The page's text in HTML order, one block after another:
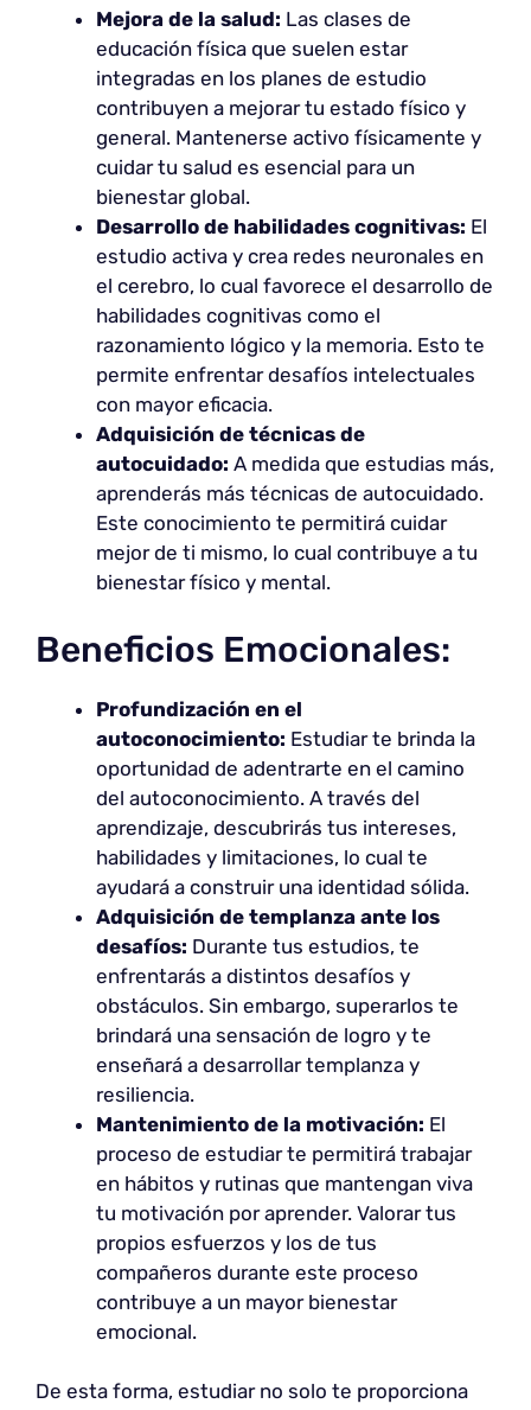
Mejora de la salud: Las clases de
educación física que suelen estar
integradas en los planes de estudio
contribuyen a mejorar tu estado físico y
general. Mantenerse activo físicamente y
cuidar tu salud es esencial para un
bienestar global.
Desarrollo de habilidades cognitivas: El
estudio activa y crea redes neuronales en
el cerebro, lo cual favorece el desarrollo de
habilidades cognitivas como el
razonamiento lógico y la memoria. Esto te
permite enfrentar desafíos intelectuales
con mayor eficacia.
Adquisición de técnicas de
autocuidado: A medida que estudias más,
aprenderás más técnicas de autocuidado.
Este conocimiento te permitirá cuidar
mejor de ti mismo, lo cual contribuye a tu
bienestar físico y mental.
Beneficios Emocionales:
Profundización en el
autoconocimiento: Estudiar te brinda la
oportunidad de adentrarte en el camino
del autoconocimiento. A través del
aprendizaje, descubrirás tus intereses,
habilidades y limitaciones, lo cual te
ayudará a construir una identidad sólida.
Adquisición de templanza ante los
desafíos: Durante tus estudios, te
enfrentarás a distintos desafíos y
obstáculos. Sin embargo, superarlos te
brindará una sensación de logro y te
enseñará a desarrollar templanza y
resiliencia.
Mantenimiento de la motivación: El
proceso de estudiar te permitirá trabajar
en hábitos y rutinas que mantengan viva
tu motivación por aprender. Valorar tus
propios esfuerzos y los de tus
compañeros durante este proceso
contribuye a un mayor bienestar
emocional.
De esta forma, estudiar no solo te proporciona